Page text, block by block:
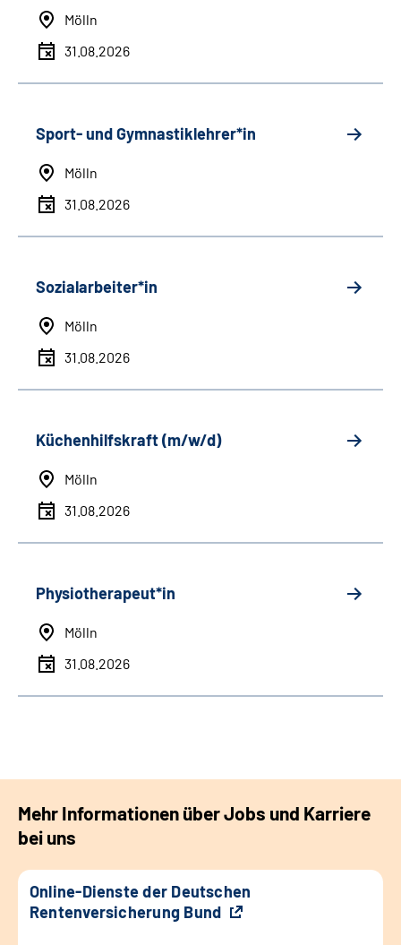
Mölln
31.08.2026
Sport- und Gymnastiklehrer*in
Mölln
31.08.2026
Sozialarbeiter*in
Mölln
31.08.2026
Küchenhilfskraft (m/w/d)
Mölln
31.08.2026
Physiotherapeut*in
Mölln
31.08.2026
Mehr Informationen über Jobs und Karriere
bei uns
Online-Dienste der Deutschen
Rentenversicherung Bund